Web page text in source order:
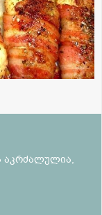
აკრძალულია,